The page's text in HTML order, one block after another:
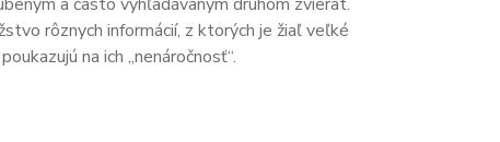
rôznych informácií, z ktorých je žiaľ veľké
na ich „nenáročnosť“.